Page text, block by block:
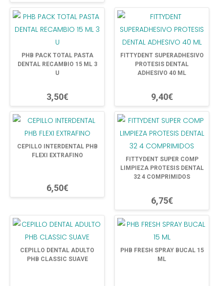
PHB PACK TOTAL PASTA
DENTAL RECAMBIO 15 ML 3
U
3,50€
FITTYDENT SUPERADHESIVO
PROTESIS DENTAL
ADHESIVO 40 ML
9,40€
CEPILLO INTERDENTAL PHB
FLEXI EXTRAFINO
6,50€
FITTYDENT SUPER COMP
LIMPIEZA PROTESIS DENTAL
32 4 COMPRIMIDOS
6,75€
CEPILLO DENTAL ADULTO
PHB CLASSIC SUAVE
PHB FRESH SPRAY BUCAL 15
ML